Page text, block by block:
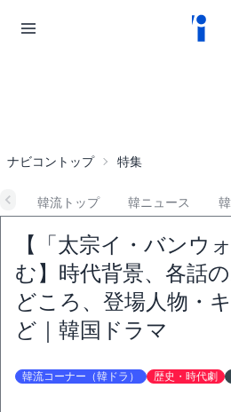
ナビコントップ 特集
韓流トップ 韓ニュース
【「太宗イ・バンウ
む】時代背景、各話
どころ、登場人物・
ど｜韓国ドラマ
韓流コーナー（韓ドラ） 歴史・時代劇